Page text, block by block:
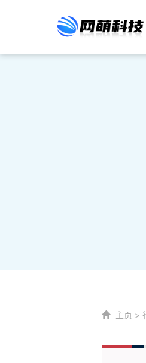
主页 >